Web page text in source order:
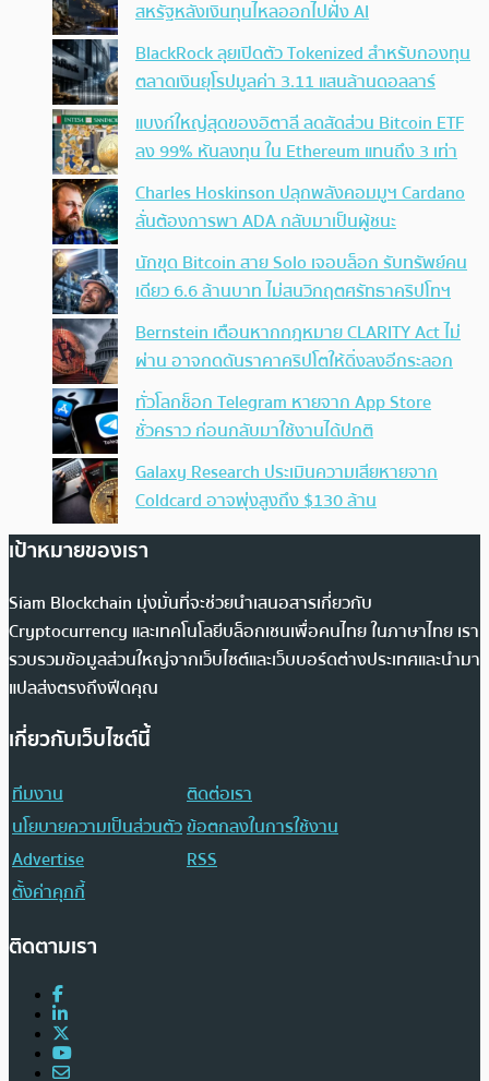
สหรัฐหลังเงินทุนไหลออกไปฝั่ง AI
BlackRock ลุยเปิดตัว Tokenized สำหรับกองทุน
ตลาดเงินยุโรปมูลค่า 3.11 แสนล้านดอลลาร์
แบงก์ใหญ่สุดของอิตาลี ลดสัดส่วน Bitcoin ETF
ลง 99% หันลงทุน ใน Ethereum แทนถึง 3 เท่า
Charles Hoskinson ปลุกพลังคอมมูฯ Cardano
ลั่นต้องการพา ADA กลับมาเป็นผู้ชนะ
นักขุด Bitcoin สาย Solo เจอบล็อก รับทรัพย์คน
เดียว 6.6 ล้านบาท ไม่สนวิกฤตศรัทธาคริปโทฯ
Bernstein เตือนหากกฎหมาย CLARITY Act ไม่
ผ่าน อาจกดดันราคาคริปโตให้ดิ่งลงอีกระลอก
ทั่วโลกช็อก Telegram หายจาก App Store
ชั่วคราว ก่อนกลับมาใช้งานได้ปกติ
Galaxy Research ประเมินความเสียหายจาก
Coldcard อาจพุ่งสูงถึง $130 ล้าน
เป้าหมายของเรา
Siam Blockchain มุ่งมั่นที่จะช่วยนำเสนอสารเกี่ยวกับ
Cryptocurrency และเทคโนโลยีบล็อกเชนเพื่อคนไทย ในภาษาไทย เรา
รวบรวมข้อมูลส่วนใหญ่จากเว็บไซต์และเว็บบอร์ดต่างประเทศและนำมา
แปลส่งตรงถึงฟีดคุณ
เกี่ยวกับเว็บไซต์นี้
ทีมงาน
ติดต่อเรา
นโยบายความเป็นส่วนตัวข้อตกลงในการใช้งาน
Advertise
RSS
ตั้งค่าคุกกี้
ติดตามเรา